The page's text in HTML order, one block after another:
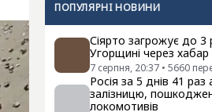
ПОПУЛЯРНI НОВИНИ
Сіярто загрожує до 3
Угорщині через
7 серпня, 20:37 • 5660
Росія за 5 днів 41 раз
залізницю,
локомотивів